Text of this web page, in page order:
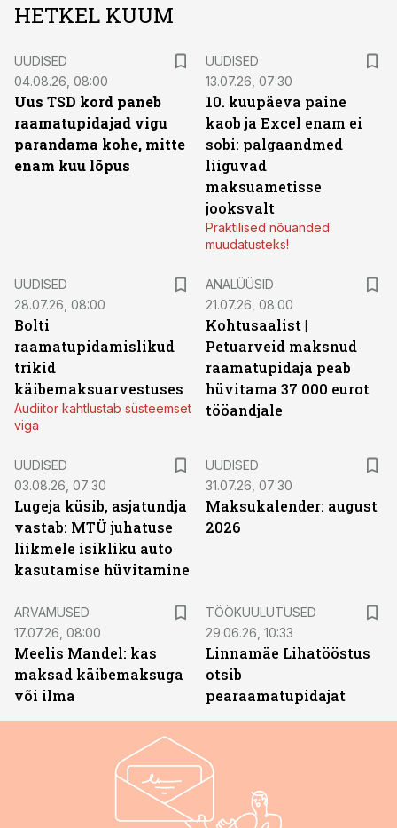
HETKEL KUUM
UUDISED
04.08.26, 08:00
Uus TSD kord paneb
raamatupidajad vigu
parandama kohe, mitte
enam kuu lõpus
UUDISED
13.07.26, 07:30
10. kuupäeva paine
kaob ja Excel enam ei
sobi: palgaandmed
liiguvad
maksuametisse
jooksvalt
Praktilised nõuanded
muudatusteks!
UUDISED
28.07.26, 08:00
Bolti
raamatupidamislikud
trikid
käibemaksuarvestuses
Audiitor kahtlustab süsteemset
viga
ANALÜÜSID
21.07.26, 08:00
Kohtusaalist |
Petuarveid maksnud
raamatupidaja peab
hüvitama 37 000 eurot
tööandjale
UUDISED
03.08.26, 07:30
Lugeja küsib, asjatundja
vastab: MTÜ juhatuse
liikmele isikliku auto
kasutamise hüvitamine
UUDISED
31.07.26, 07:30
Maksukalender: august
2026
ARVAMUSED
17.07.26, 08:00
Meelis Mandel: kas
maksad käibemaksuga
või ilma
TÖÖKUULUTUSED
29.06.26, 10:33
Linnamäe Lihatööstus
otsib
pearaamatupidajat